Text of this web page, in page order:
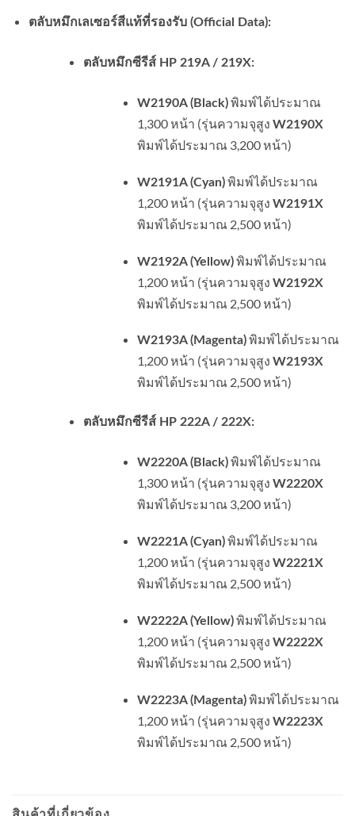
ตลับหมึกเลเซอร์สีแท้ที่รองรับ (Official Data):
ตลับหมึกซีรีส์ HP 219A / 219X:
W2190A (Black)พิมพ์ได้ประมาณ
1,300 หน้า (รุ่นความจุสูงW2190X
พิมพ์ได้ประมาณ 3,200 หน้า)
W2191A (Cyan)พิมพ์ได้ประมาณ
1,200 หน้า (รุ่นความจุสูงW2191X
พิมพ์ได้ประมาณ 2,500 หน้า)
W2192A (Yellow)พิมพ์ได้ประมาณ
1,200 หน้า (รุ่นความจุสูงW2192X
พิมพ์ได้ประมาณ 2,500 หน้า)
W2193A (Magenta)พิมพ์ได้ประมาณ
1,200 หน้า (รุ่นความจุสูงW2193X
พิมพ์ได้ประมาณ 2,500 หน้า)
ตลับหมึกซีรีส์ HP 222A / 222X:
W2220A (Black)พิมพ์ได้ประมาณ
1,300 หน้า (รุ่นความจุสูงW2220X
พิมพ์ได้ประมาณ 3,200 หน้า)
W2221A (Cyan)พิมพ์ได้ประมาณ
1,200 หน้า (รุ่นความจุสูงW2221X
พิมพ์ได้ประมาณ 2,500 หน้า)
W2222A (Yellow)พิมพ์ได้ประมาณ
1,200 หน้า (รุ่นความจุสูงW2222X
พิมพ์ได้ประมาณ 2,500 หน้า)
W2223A (Magenta)พิมพ์ได้ประมาณ
1,200 หน้า (รุ่นความจุสูงW2223X
พิมพ์ได้ประมาณ 2,500 หน้า)